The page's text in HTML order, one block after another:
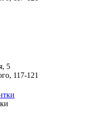
5
117-121